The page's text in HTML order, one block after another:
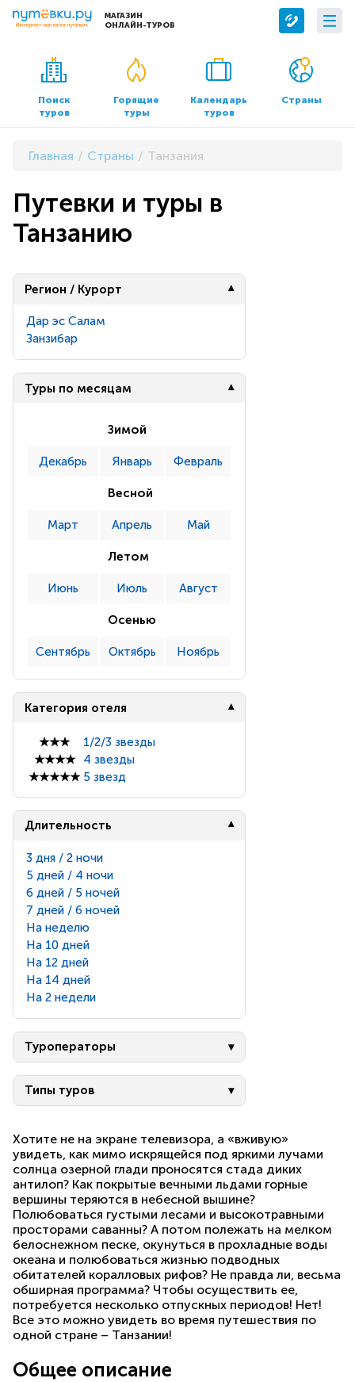
МАГАЗИН
ОНЛАЙН-ТУРОВ
Сервисы
Бронирование отелей
Трансфер
О компании
О нас
Контакты
Документы и реквизиты
Офисы продаж
Поиск
туров
Горящие
туры
Календарь
туров
Страны
Главная Страны Танзания
Путевки и туры в
Танзанию
Регион / Курорт
Дар эс Салам
Занзибар
Туры по месяцам
Зимой
Декабрь Январь Февраль
Весной
Март Апрель Май
Летом
Июнь Июль Август
Осенью
Сентябрь Октябрь Ноябрь
Категория отеля
★★★
1/2/3 звезды
★★★★
4 звезды
★★★★★ 5 звезд
Длительность
3 дня / 2 ночи
5 дней / 4 ночи
6 дней / 5 ночей
7 дней / 6 ночей
На неделю
На 10 дней
На 12 дней
На 14 дней
На 2 недели
Туроператоры
Типы туров
Хотите не на экране телевизора, а «вживую»
увидеть, как мимо искрящейся под яркими лучами
солнца озерной глади проносятся стада диких
антилоп? Как покрытые вечными льдами горные
вершины теряются в небесной вышине?
Полюбоваться густыми лесами и высокотравными
просторами саванны? А потом полежать на мелком
белоснежном песке, окунуться в прохладные воды
океана и полюбоваться жизнью подводных
обитателей коралловых рифов? Не правда ли, весьма
обширная программа? Чтобы осуществить ее,
потребуется несколько отпускных периодов! Нет!
Все это можно увидеть во время путешествия по
одной стране – Танзании!
Общее описание